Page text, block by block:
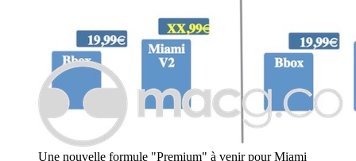
Une nouvelle formule "Premium" à venir pour Miami